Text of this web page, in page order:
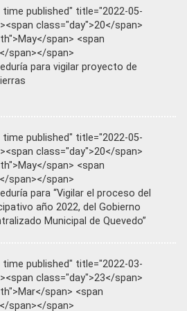
published" title="2022-05-
class="day">20</span>
span> <span
span></span>
para vigilar proyecto de
published" title="2022-05-
class="day">20</span>
span> <span
span></span>
para “Vigilar el proceso del
año 2022, del Gobierno
Municipal de Quevedo”
published" title="2022-03-
class="day">23</span>
span> <span
span></span>